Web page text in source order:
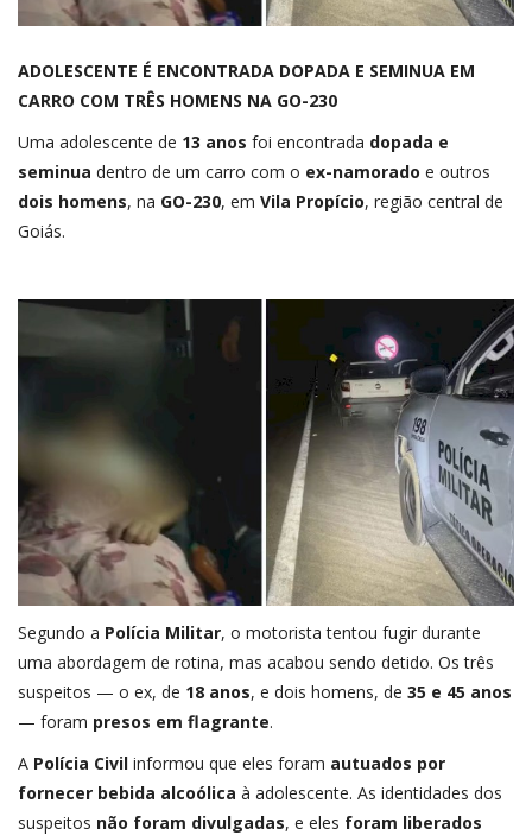
REGISTO
ADOLESCENTE É ENCONTRADA DOPADA E SEMINUA EM
CARRO COM TRÊS HOMENS NA GO-230
Uma adolescente de 13 anos foi encontrada dopada e
seminua dentro de um carro com o ex-namorado e outros
dois homens, na GO-230, em Vila Propício, região central de
Goiás.
Segundo a Polícia Militar, o motorista tentou fugir durante
uma abordagem de rotina, mas acabou sendo detido. Os três
suspeitos — o ex, de 18 anos, e dois homens, de 35 e 45 anos
— foram presos em flagrante.
A Polícia Civil informou que eles foram autuados por
fornecer bebida alcoólica à adolescente. As identidades dos
suspeitos não foram divulgadas, e eles foram liberados